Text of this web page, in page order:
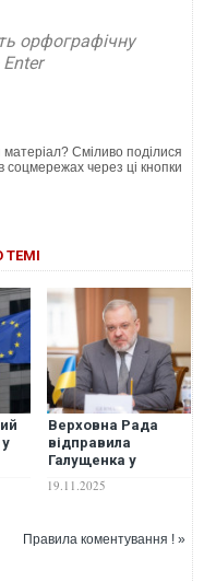
орфографічну
Сміливо поділися
соцмережах через ці кнопки
ТЕМІ
Верховна Рада
відправила
Галущенка у
19.11.2025
Правила коментування ! »